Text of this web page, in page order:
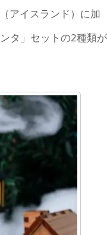
アイスランド）に加
タ」セットの2種類が